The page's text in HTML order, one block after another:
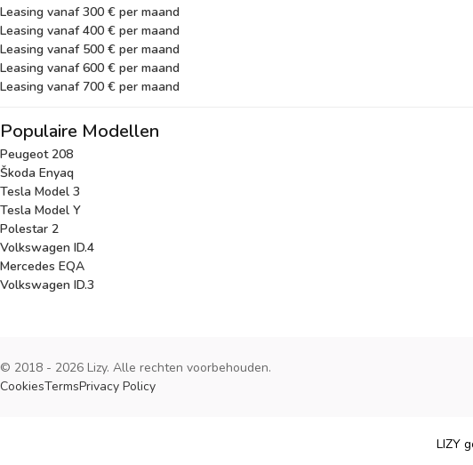
Leasing vanaf 300 € per maand
Leasing vanaf 400 € per maand
Leasing vanaf 500 € per maand
Leasing vanaf 600 € per maand
Leasing vanaf 700 € per maand
Populaire Modellen
Peugeot 208
Škoda Enyaq
Tesla Model 3
Tesla Model Y
Polestar 2
Volkswagen ID.4
Mercedes EQA
Volkswagen ID.3
© 2018 - 2026 Lizy. Alle rechten voorbehouden.
CookiesTermsPrivacy Policy
LIZY